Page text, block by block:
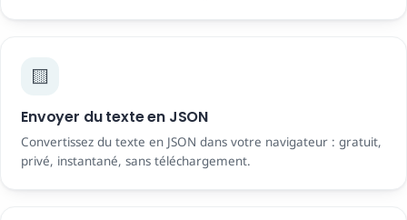
🟨
Envoyer du texte en JSON
Convertissez du texte en JSON dans votre navigateur : gratuit,
privé, instantané, sans téléchargement.